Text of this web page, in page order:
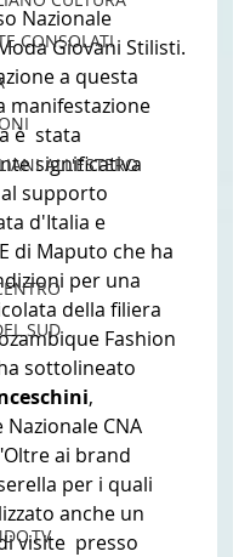
CONSOLATI
ALL'ESTERO
SUD
Nazionale
Giovani Stilisti.
a questa
manifestazione
è  stata
significativa
supporto
d'Italia e
di Maputo che ha
per una
della filiera
Fashion
sottolineato
,
CNA
ai brand
per i quali
anche un
visite  presso